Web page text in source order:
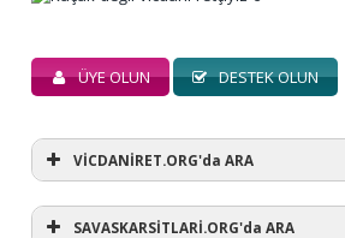
ÜYE OLUN DESTEK OLUN
VİCDANİRET.ORG'da ARA
SAVASKARSİTLARİ.ORG'da ARA